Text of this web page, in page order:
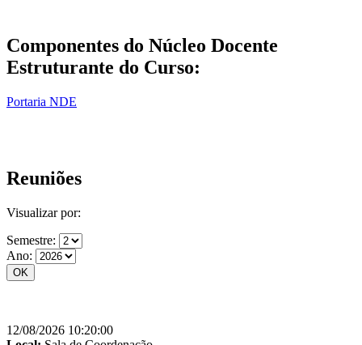
Componentes do Núcleo Docente
Estruturante do Curso:
Portaria NDE
Reuniões
Visualizar por:
Semestre:
Ano:
12/08/2026 10:20:00